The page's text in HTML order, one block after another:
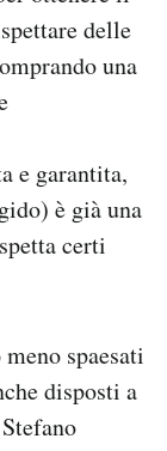
delle
una
e garantita,
è già una
certi
spaesati
disposti a